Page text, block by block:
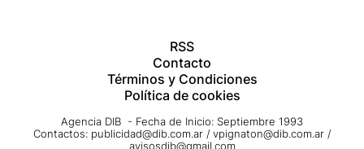
RSS
Contacto
Términos y Condiciones
Política de cookies
Agencia DIB - Fecha de Inicio: Septiembre 1993
Contactos: publicidad@dib.com.ar / vpignaton@dib.com.ar /
avisosdib@gmail.com